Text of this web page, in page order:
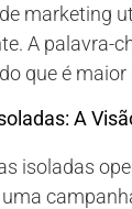
marketing
A palavra-
que é
A
isoladas